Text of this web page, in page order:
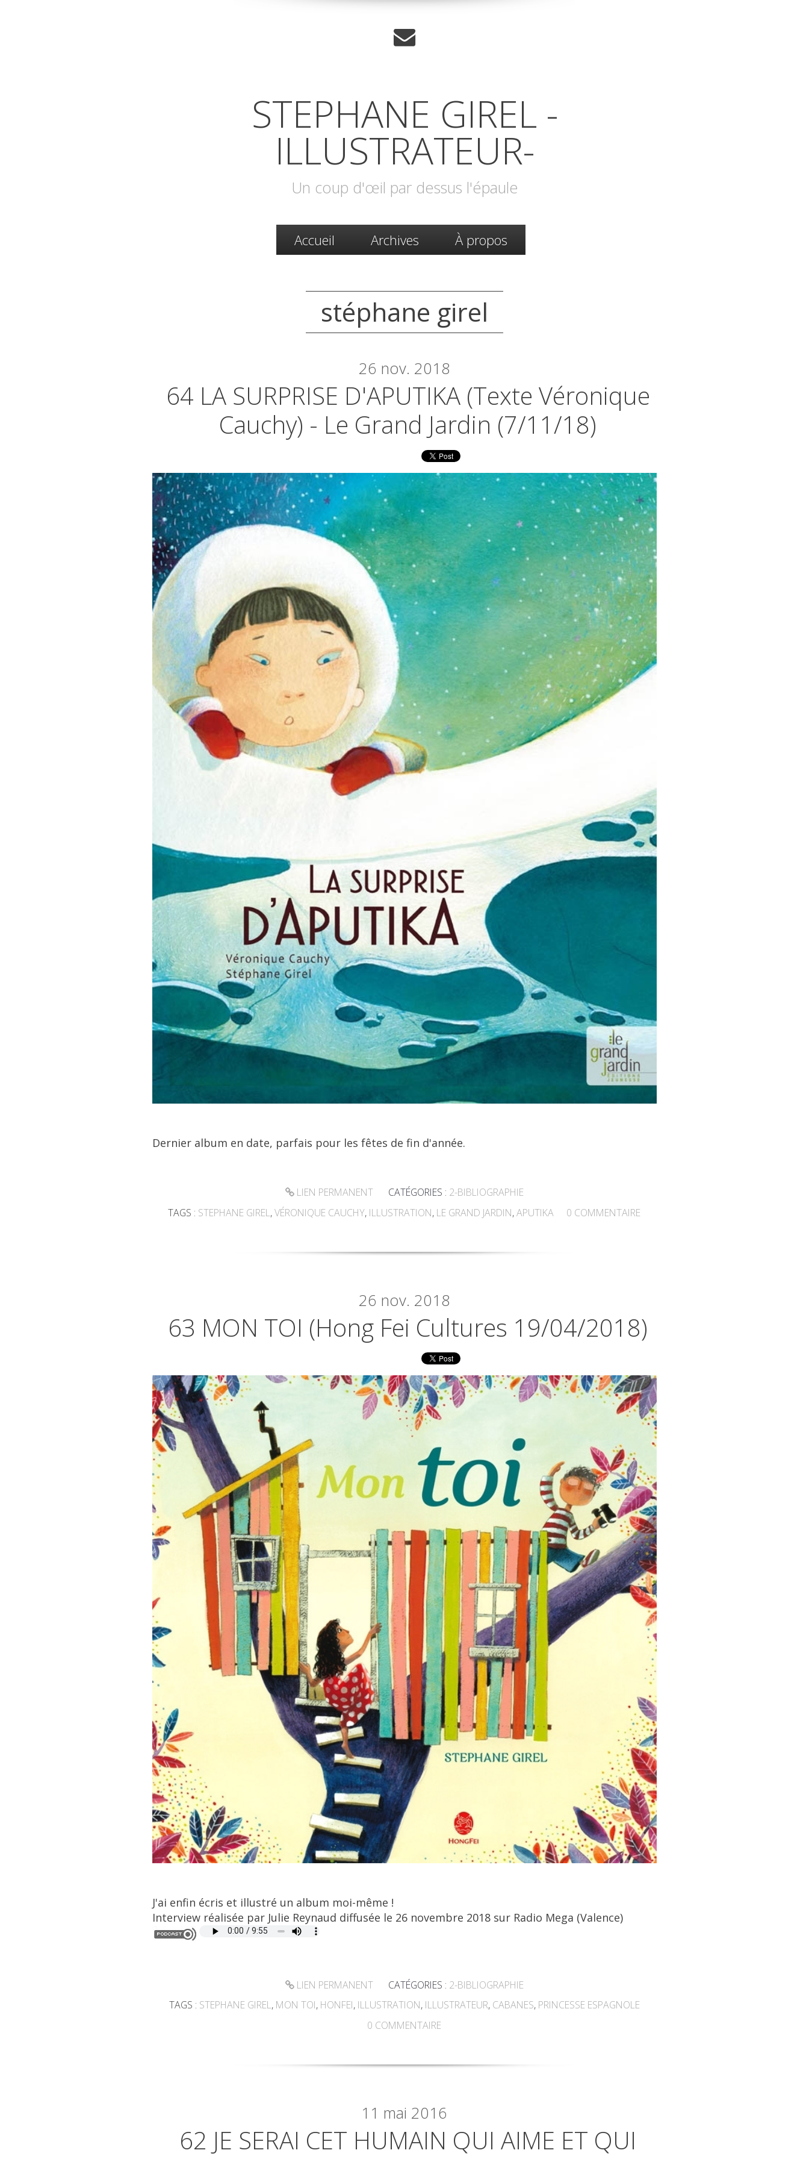
STEPHANE GIREL -
ILLUSTRATEUR-
Un coup d'œil par dessus l'épaule
Accueil Archives À propos
stéphane girel
26 nov. 2018
64 LA SURPRISE D'APUTIKA (texte Véronique
Cauchy) - Le Grand Jardin (7/11/18)
Dernier album en date, parfais pour les fêtes de fin d'année.
LIEN PERMANENT CATÉGORIES : 2-BIBLIOGRAPHIE
TAGS : STEPHANE GIREL,VÉRONIQUE CAUCHY, ILLUSTRATION, LE GRAND JARDIN,APUTIKA 0 COMMENTAIRE
26 nov. 2018
63 MON TOI (Hong Fei Cultures 19/04/2018)
J'ai enfin écris et illustré un album moi-même !
Interview réalisée par Julie Reynaud diffusée le 26 novembre 2018 sur Radio Mega (Valence)
LIEN PERMANENT CATÉGORIES : 2-BIBLIOGRAPHIE
TAGS : STEPHANE GIREL, MON TOI, HONFEI, ILLUSTRATION, ILLUSTRATEUR, CABANES, PRINCESSE ESPAGNOLE
0 COMMENTAIRE
11 mai 2016
62 JE SERAI CET HUMAIN QUI AIME ET QUI